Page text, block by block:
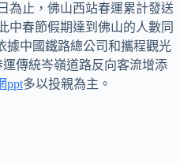
為止，佛山西站春運累計發送
中春節假期達到佛山的人數同
據中國鐵路總公司和攜程觀光
傳統岑嶺道路反向客流增添
ppt多以投親為主。